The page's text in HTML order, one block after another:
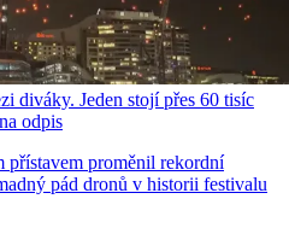
diváky. Jeden stojí přes 60 tisíc
odpis
přístavem proměnil rekordní
pád dronů v historii festivalu